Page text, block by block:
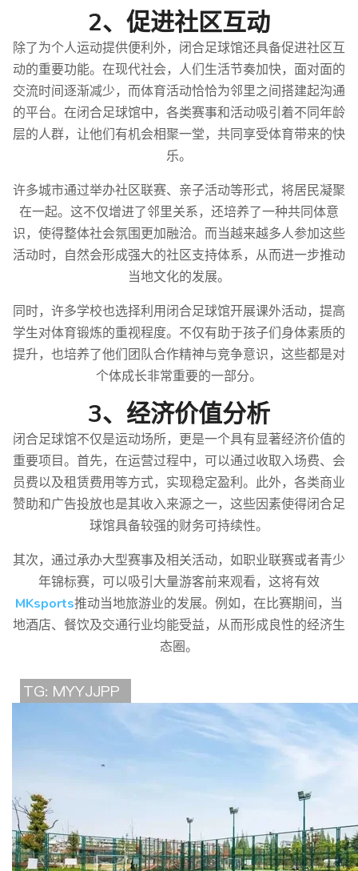
2、促进社区互动
除了为个人运动提供便利外，闭合足球馆还具备促进社区互
动的重要功能。在现代社会，人们生活节奏加快，面对面的
交流时间逐渐减少，而体育活动恰恰为邻里之间搭建起沟通
的平台。在闭合足球馆中，各类赛事和活动吸引着不同年龄
层的人群，让他们有机会相聚一堂，共同享受体育带来的快
乐。
许多城市通过举办社区联赛、亲子活动等形式，将居民凝聚
在一起。这不仅增进了邻里关系，还培养了一种共同体意
识，使得整体社会氛围更加融洽。而当越来越多人参加这些
活动时，自然会形成强大的社区支持体系，从而进一步推动
当地文化的发展。
同时，许多学校也选择利用闭合足球馆开展课外活动，提高
学生对体育锻炼的重视程度。不仅有助于孩子们身体素质的
提升，也培养了他们团队合作精神与竞争意识，这些都是对
个体成长非常重要的一部分。
3、经济价值分析
闭合足球馆不仅是运动场所，更是一个具有显著经济价值的
重要项目。首先，在运营过程中，可以通过收取入场费、会
员费以及租赁费用等方式，实现稳定盈利。此外，各类商业
赞助和广告投放也是其收入来源之一，这些因素使得闭合足
球馆具备较强的财务可持续性。
其次，通过承办大型赛事及相关活动，如职业联赛或者青少
年锦标赛，可以吸引大量游客前来观看，这将有效
MKsports推动当地旅游业的发展。例如，在比赛期间，当
地酒店、餐饮及交通行业均能受益，从而形成良性的经济生
态圈。